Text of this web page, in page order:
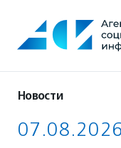
содержанию
Новости
07.08.2026